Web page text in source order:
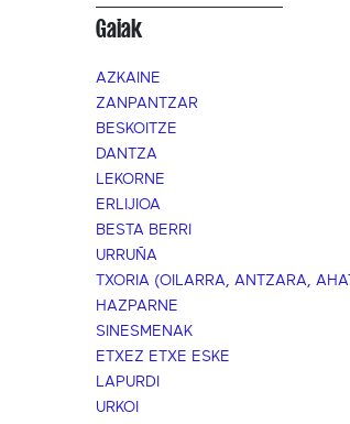
Gaiak
AZKAINE
ZANPANTZAR
BESKOITZE
DANTZA
LEKORNE
ERLIJIOA
BESTA BERRI
URRUÑA
TXORIA (OILARRA, ANTZARA,
HAZPARNE
SINESMENAK
ETXEZ ETXE ESKE
LAPURDI
URKOI